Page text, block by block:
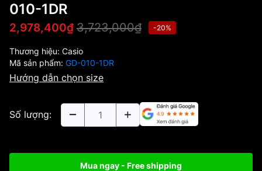
010-1DR
2,978,400₫ 3,723,000₫ -20%
Thương hiệu: Casio
Mã sản phẩm: GD-010-1DR
Hướng dẫn chọn size
Số lượng:
Mua ngay - Free shipping